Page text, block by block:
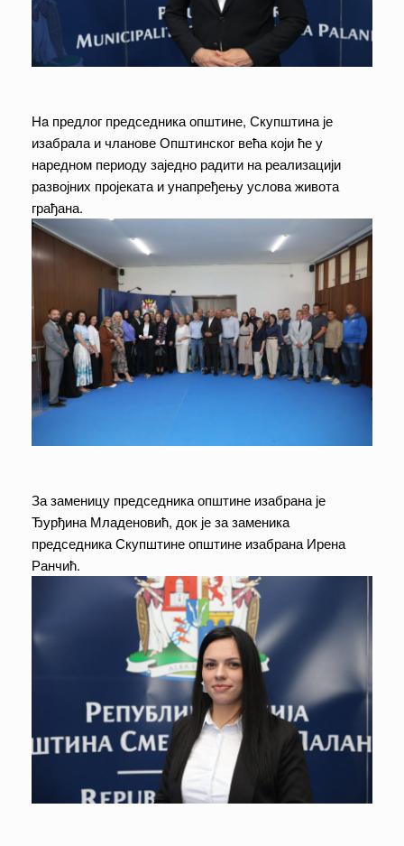
Ha предлог председника општине, Скупштина је
изабрала и чланове Општинског већа који ће у
наредном периоду заједно радити на реализацији
развојних пројеката и унапређењу услова живота
грађана.
За заменицу председника општине изабрана је
Ђурђина Младеновић, док је за заменика
председника Скупштине општине изабрана Ирена
Ранчић.